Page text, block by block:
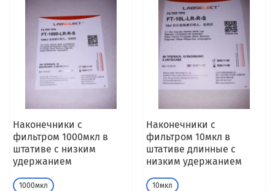
Наконечники с
фильтром 1000мкл в
штативе с низким
удержанием
1000мкл
Наконечники с
фильтром 10мкл в
штативе длинные с
низким удержанием
10мкл